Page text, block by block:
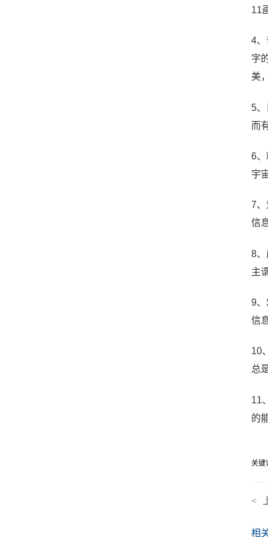
11
4、
字
美
5、
而
6、
宇
7、
信
8、
主
9、
信
10
总
11
的
关键
<
相